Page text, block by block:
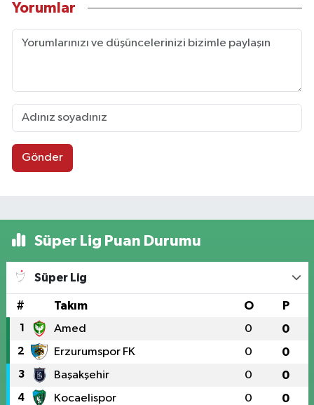
Yorumlar
Gönder
Süper Lig Puan Durumu
Süper Lig
# Takım O P
1 Amed 0 0
2 Erzurumspor FK 0 0
3 Başakşehir 0 0
4 Kocaelispor 0 0